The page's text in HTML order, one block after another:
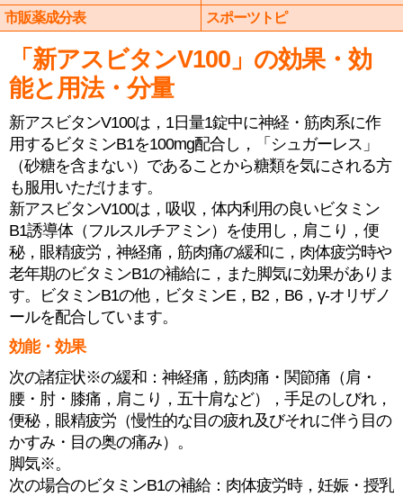
市販薬成分表
スポーツトピ
「新アスビタンV100」の効果・効
能と用法・分量
新アスビタンV100は，1日量1錠中に神経・筋肉系に作
用するビタミンB1を100mg配合し，「シュガーレス」
（砂糖を含まない）であることから糖類を気にされる方
も服用いただけます。
新アスビタンV100は，吸収，体内利用の良いビタミン
B1誘導体（フルスルチアミン）を使用し，肩こり，便
秘，眼精疲労，神経痛，筋肉痛の緩和に，肉体疲労時や
老年期のビタミンB1の補給に，また脚気に効果がありま
す。ビタミンB1の他，ビタミンE，B2，B6，γ-オリザノ
ールを配合しています。
効能・効果
次の諸症状※の緩和：神経痛，筋肉痛・関節痛（肩・
腰・肘・膝痛，肩こり，五十肩など），手足のしびれ，
便秘，眼精疲労（慢性的な目の疲れ及びそれに伴う目の
かすみ・目の奥の痛み）。
脚気※。
次の場合のビタミンB1の補給：肉体疲労時，妊娠・授乳